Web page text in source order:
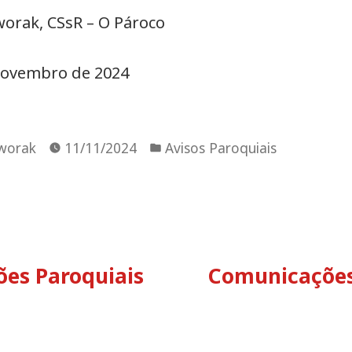
CSsR – O Pároco
de 2024
11/11/2024
Publicado
Avisos Paroquiais
Paroquiais